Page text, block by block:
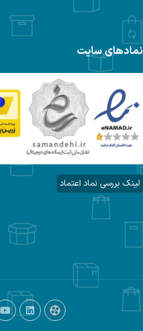
نمادهای سایت
لینک بررسی نماد اعتماد